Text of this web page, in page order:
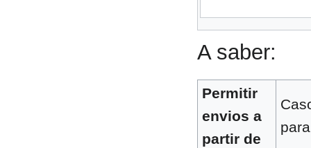
A saber:
Permitir
envios a
partir de